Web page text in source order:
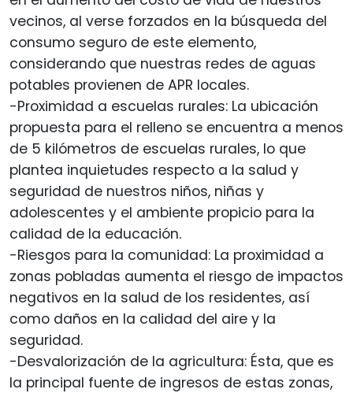
vecinos, al verse forzados en la búsqueda del
consumo seguro de este elemento,
considerando que nuestras redes de aguas
potables provienen de APR locales.
-Proximidad a escuelas rurales: La ubicación
propuesta para el relleno se encuentra a menos
de 5 kilómetros de escuelas rurales, lo que
plantea inquietudes respecto a la salud y
seguridad de nuestros niños, niñas y
adolescentes y el ambiente propicio para la
calidad de la educación.
-Riesgos para la comunidad: La proximidad a
zonas pobladas aumenta el riesgo de impactos
negativos en la salud de los residentes, así
como daños en la calidad del aire y la
seguridad.
-Desvalorización de la agricultura: Ésta, que es
la principal fuente de ingresos de estas zonas,